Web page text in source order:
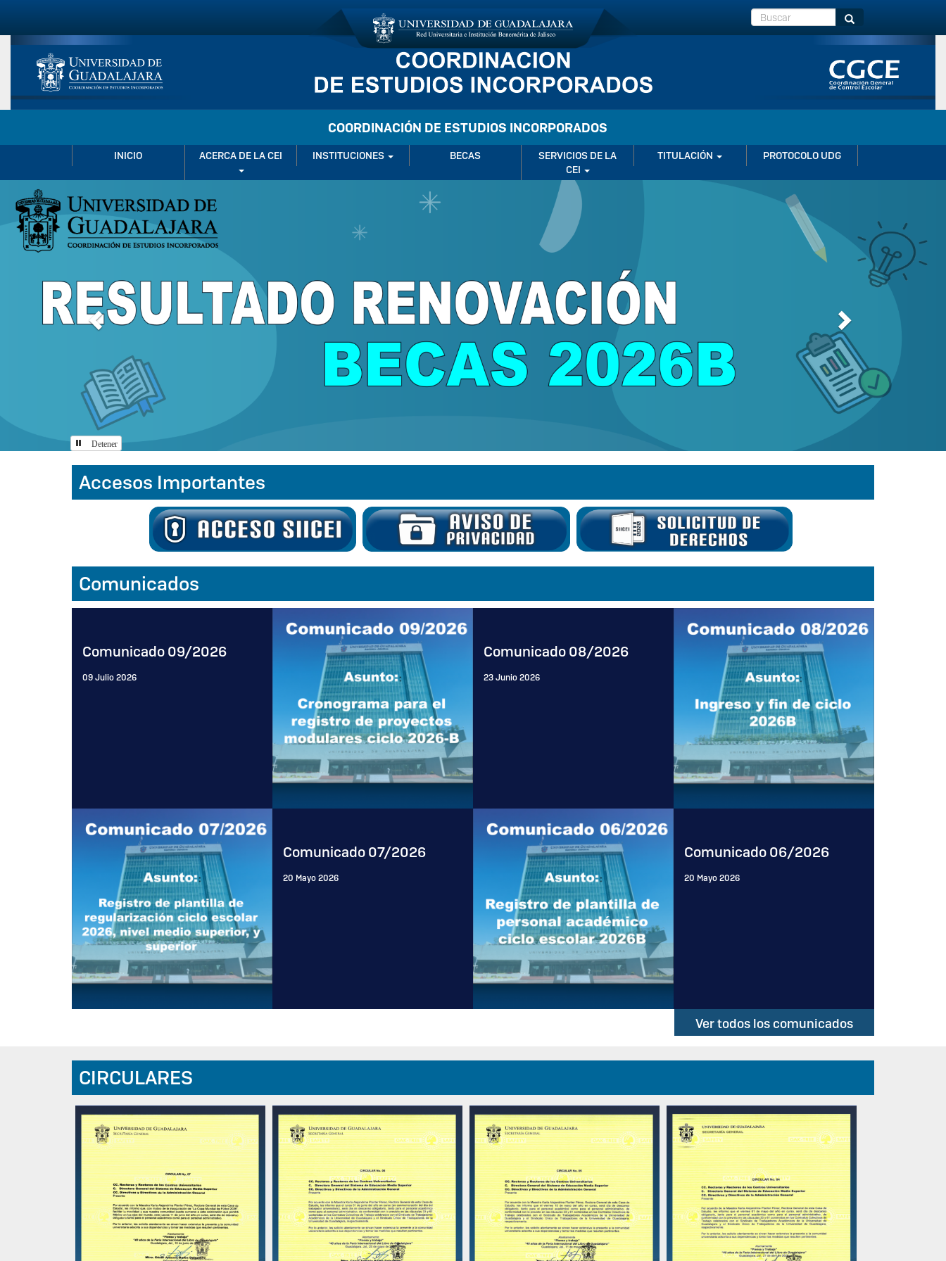
contenido
principal
Buscar Buscar
COORDINACIÓN DE ESTUDIOS INCORPORADOS
NAVEGACIÓN
PRINCIPAL
INICIO ACERCA DE LA CEI INSTITUCIONES BECAS
SERVICIOS DE LA
CEI
TITULACIÓN PROTOCOLO UDG
Detener
Accesos Importantes
Inicio
Comunicados
Comunicado 09/2026
09 Julio 2026
Comunicado 08/2026
23 Junio 2026
Comunicado 07/2026
20 Mayo 2026
Comunicado 06/2026
20 Mayo 2026
Ver todos los comunicados
CIRCULARES